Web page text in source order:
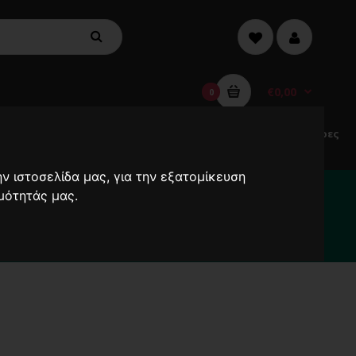
ιστοσελίδα μας, για την εξατομίκευση
μας.
0 €0,00
Ανεμιστήρες
καθυστερήσουν !